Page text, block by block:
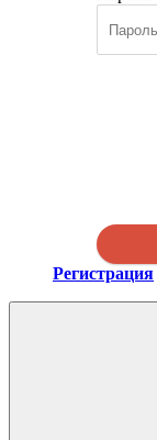
Регистрация